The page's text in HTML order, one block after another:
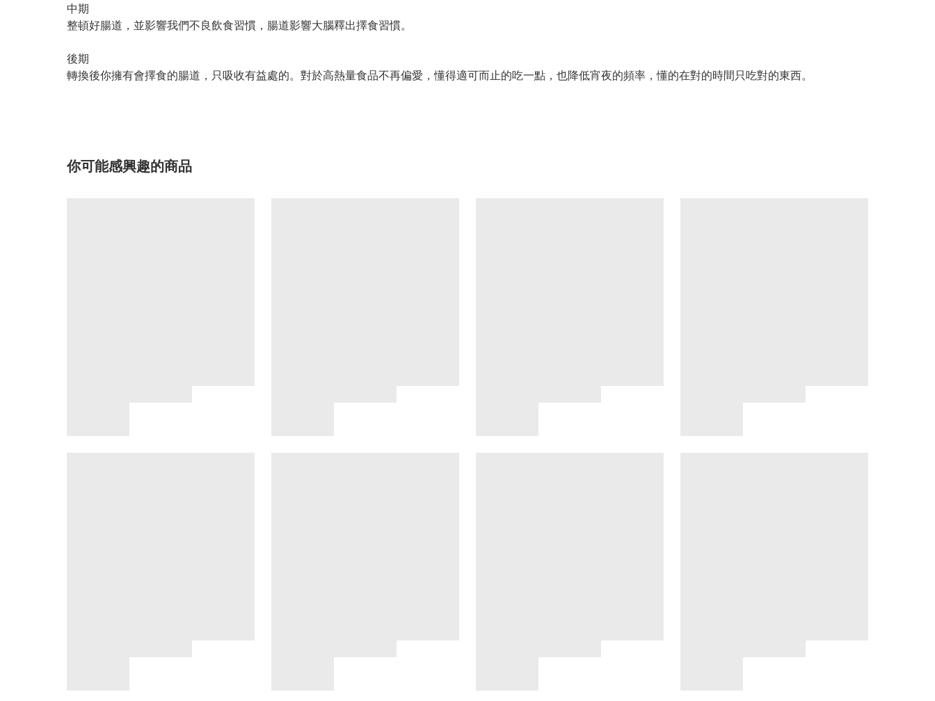
中期
整頓好腸道，並影響我們不良飲食習慣，腸道影響大腦釋出擇食習慣。
後期
轉換後你擁有會擇食的腸道，只吸收有益處的。對於高熱量食品不再偏愛，懂得適可而止的吃一點，也降低宵夜的頻率，懂的在對的時間只吃對的東西。
你可能感興趣的商品